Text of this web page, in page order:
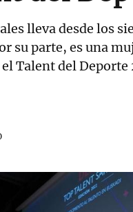
lleva desde los
su parte, es una
Talent del Deporte